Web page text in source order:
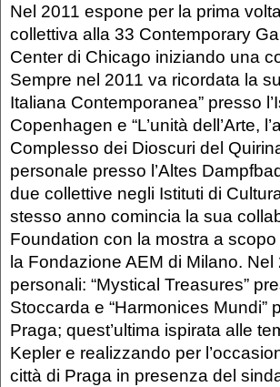
Nel 2011 espone per la prima
collettiva alla 33 Contemporary
Center di Chicago iniziando una
Sempre nel 2011 va ricordata la
Italiana Contemporanea” presso
Copenhagen e “L’unità dell’Arte,
Complesso dei Dioscuri del
personale presso l’Altes
due collettive negli Istituti di
stesso anno comincia la sua
Foundation con la mostra a
la Fondazione AEM di Milano.
personali: “Mystical Treasures”
Stoccarda e “Harmonices Mundi”
Praga; quest’ultima ispirata alle
Kepler e realizzando per
città di Praga in presenza del